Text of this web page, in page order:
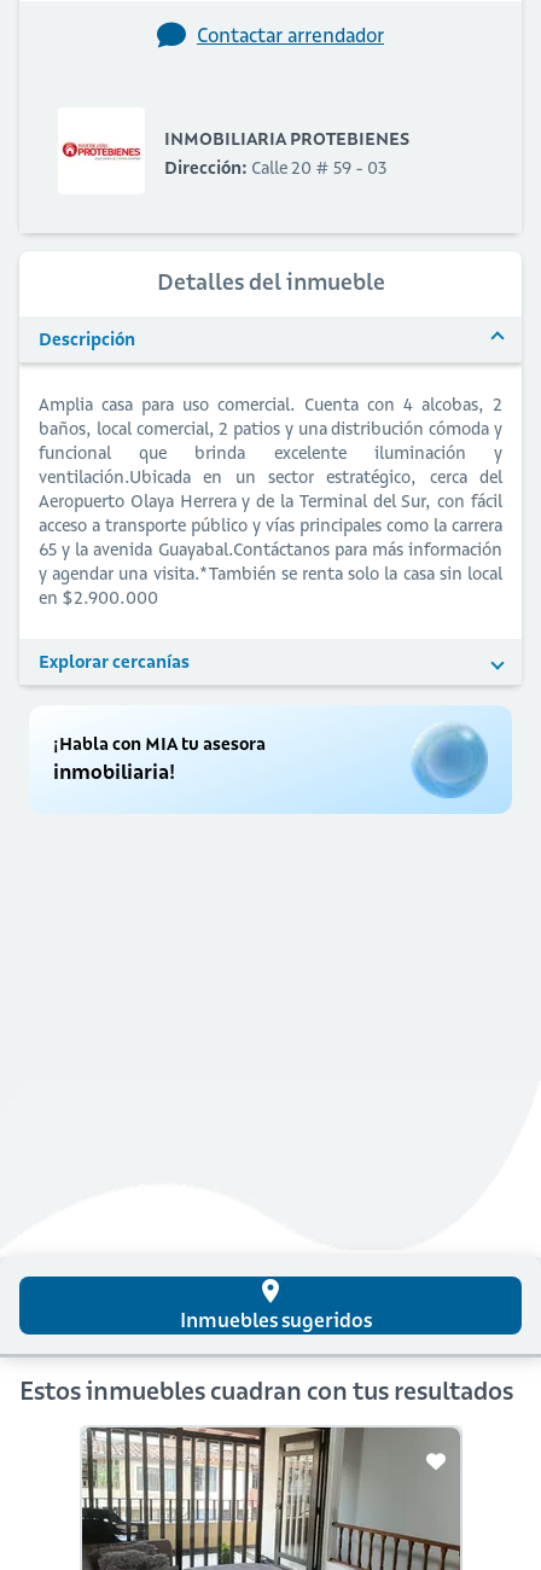
Contactar arrendador
INMOBILIARIA PROTEBIENES
Dirección: Calle 20 # 59 - 03
Detalles del inmueble
Descripción
Amplia casa para uso comercial. Cuenta con 4 alcobas, 2
baños, local comercial, 2 patios y una distribución cómoda y
funcional que brinda excelente iluminación y
ventilación.Ubicada en un sector estratégico, cerca del
Aeropuerto Olaya Herrera y de la Terminal del Sur, con fácil
acceso a transporte público y vías principales como la carrera
65 y la avenida Guayabal.Contáctanos para más información
y agendar una visita.*También se renta solo la casa sin local
en $2.900.000
Explorar cercanías
¡Habla con MIA tu asesora
inmobiliaria!
place
Inmuebles sugeridos
Estos inmuebles cuadran con tus resultados